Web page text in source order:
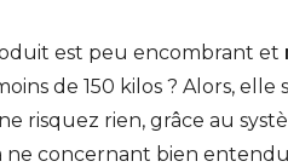
est peu encombrant et
de 150 kilos ? Alors,
risquez rien, grâce au
ne concernant bien